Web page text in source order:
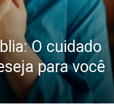
O cuidado
para você